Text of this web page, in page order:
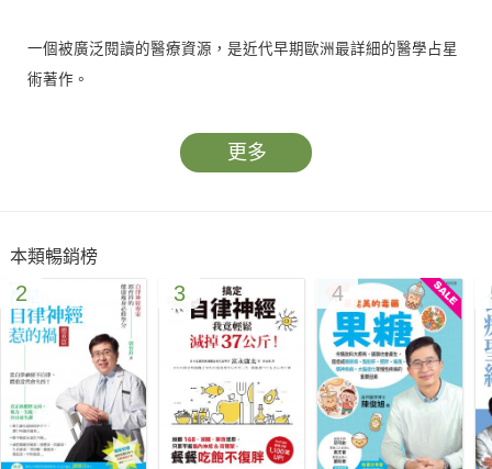
一個被廣泛閱讀的醫療資源，是近代早期歐洲最詳細的醫學占星
術著作。
不僅透過教育宣導，冀求大眾保持健康，讓非專業人士更容易獲
得醫療資訊與服務，而且他對藥草使用的系統化，更成為現代藥
寇佩珀是當時最著名的占星植物學家，強調理性而不是傳統的理
念完全反映在書中，條列陳述如何以植物、疾病和行星影響配對
的祕方來對抗疾病。
本書即使是370多年前伊莉莎白一世統治時期首次出版的作品，
但根據近代出版商Forgotten Books對作者原著的考察後發現：
◎就植物學界近代以來的種種科學研究，尼可拉斯．寇佩珀在書
中所展現的技能與學識，及藥草療癒疾病的效能，可獲得無數實
更多
本類暢銷榜
2 3 4